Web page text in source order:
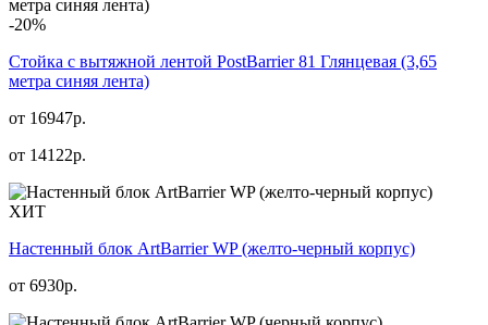
-20%
Стойка с вытяжной лентой PostBarrier 81 Глянцевая (3,65
метра синяя лента)
от 16947р.
от 14122р.
ХИТ
Настенный блок ArtBarrier WP (желто-черный корпус)
от 6930р.